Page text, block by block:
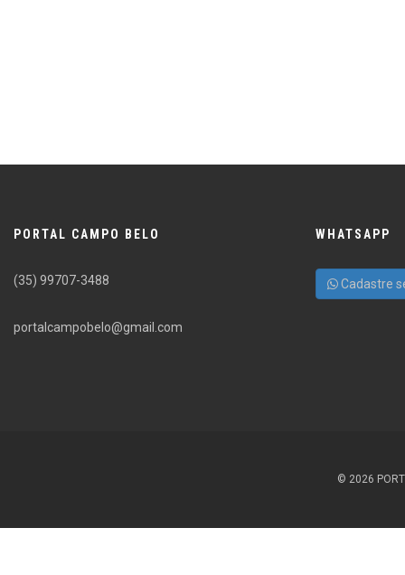
PORTAL CAMPO BELO
(35) 99707-3488
portalcampobelo@gmail.com
WHATSAPP
Cadastre
© 2026